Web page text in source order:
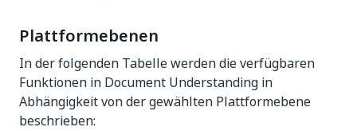
Plattformebenen
In der folgenden Tabelle werden die verfügbaren
Funktionen in Document Understanding in
Abhängigkeit von der gewählten Plattformebene
beschrieben: